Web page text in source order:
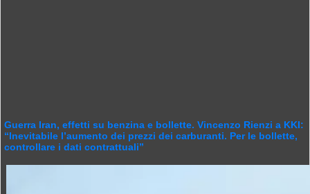
Guerra Iran, effetti su benzina e bollette. Vincenzo Rienzi a KKI:
“Inevitabile l’aumento dei prezzi dei carburanti. Per le bollette,
controllare i dati contrattuali”